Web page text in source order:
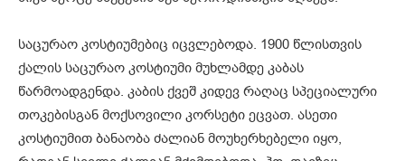
საცურაო კოსტიუმებიც იცვლებოდა. 1900 წლისთვის
ქალის საცურაო კოსტიუმი მუხლამდე კაბას
წარმოადგენდა. კაბის ქვეშ კიდევ რაღაც სპეციალური
თოკებისგან მოქსოვილი კორსეტი ეცვათ. ასეთი
კოსტიუმით ბანაობა ძალიან მოუხერხებელი იყო,